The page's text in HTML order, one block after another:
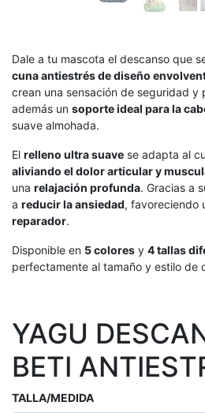
Dale a tu mascota el descanso que
cuna antiestrés de diseño
crean una sensación de seguridad y
además un soporte ideal para la
suave almohada.
El relleno ultra suave se adapta al
aliviando el dolor articular y
una relajación profunda. Gracias a
a reducir la ansiedad, favoreciendo
reparador.
Disponible en 5 colores y 4 tallas
perfectamente al tamaño y estilo de
YAGU
BETI
TALLA/MEDIDA